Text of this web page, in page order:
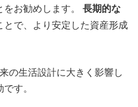
お勧めします。 長期的な
とで、より安定した資産形成
の生活設計に大きく影響し
す。